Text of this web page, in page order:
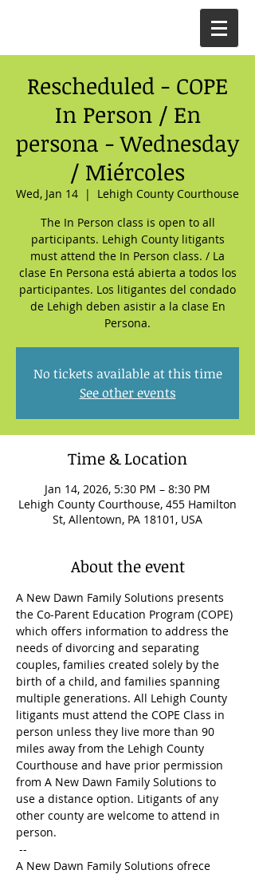
Rescheduled - COPE
In Person / En
persona - Wednesday
/ Miércoles
Wed, Jan 14
  |
Lehigh County Courthouse
The In Person class is open to all
participants. Lehigh County litigants
must attend the In Person class. / La
clase En Persona está abierta a todos los
participantes. Los litigantes del condado
de Lehigh deben asistir a la clase En
Persona.
No tickets available at this time
See other events
Time & Location
Jan 14, 2026, 5:30 PM – 8:30 PM
Lehigh County Courthouse, 455 Hamilton
St, Allentown, PA 18101, USA
About the event
A New Dawn Family Solutions presents
the Co-Parent Education Program (COPE)
which offers information to address the
needs of divorcing and separating
couples, families created solely by the
birth of a child, and families spanning
multiple generations. All Lehigh County
litigants must attend the COPE Class in
person unless they live more than 90
miles away from the Lehigh County
Courthouse and have prior permission
from A New Dawn Family Solutions to
use a distance option. Litigants of any
other county are welcome to attend in
person.
--
A New Dawn Family Solutions ofrece